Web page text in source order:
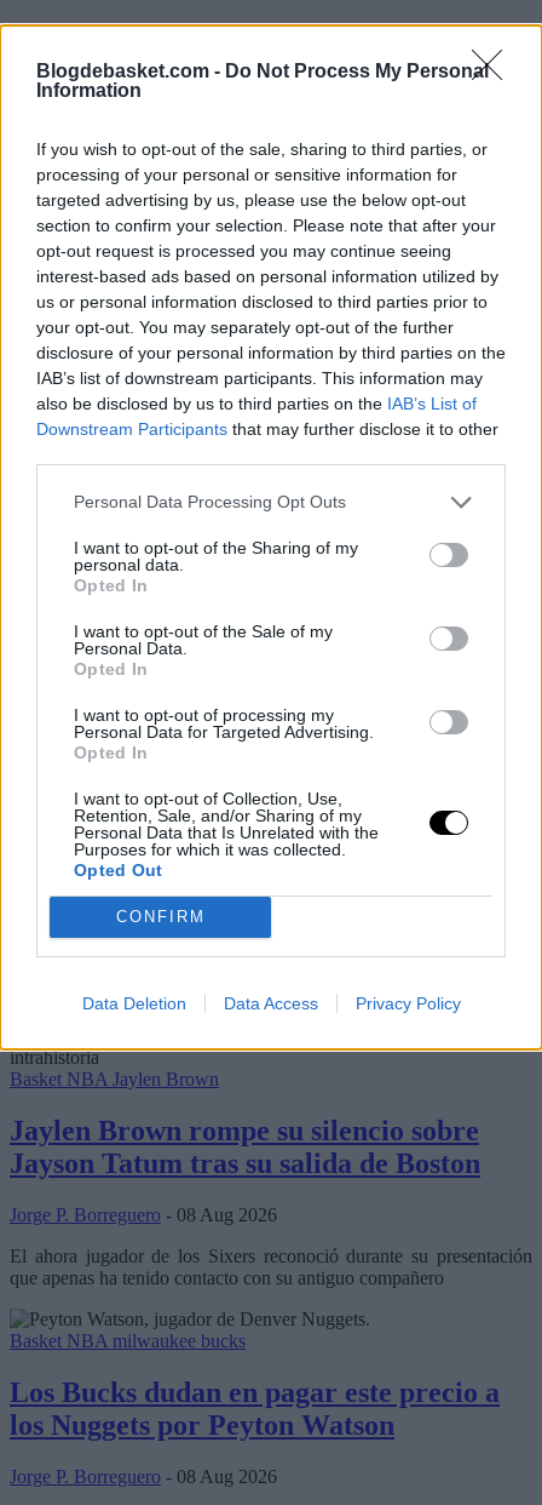
Blogdebasket.com - Do Not Process My Personal
Information
If you wish to opt-out of the sale, sharing to third parties, or
processing of your personal or sensitive information for
targeted advertising by us, please use the below opt-out
section to confirm your selection. Please note that after your
opt-out request is processed you may continue seeing
interest-based ads based on personal information utilized by
us or personal information disclosed to third parties prior to
your opt-out. You may separately opt-out of the further
disclosure of your personal information by third parties on the
IAB’s list of downstream participants. This information may
also be disclosed by us to third parties on the IAB’s List of
Downstream Participants that may further disclose it to other
Personal Data Processing Opt Outs
I want to opt-out of the Sharing of my
personal data.
Opted In
I want to opt-out of the Sale of my
Personal Data.
Opted In
I want to opt-out of processing my
Personal Data for Targeted Advertising.
Opted In
I want to opt-out of Collection, Use,
Retention, Sale, and/or Sharing of my
Personal Data that Is Unrelated with the
Purposes for which it was collected.
Opted Out
CONFIRM
Data Deletion Data Access Privacy Policy
There are multiple teams interested in trading a first-
round pick for Tyler Herro to help facilitate Damian
Lillard ending up on the Heat, per@ShamsCharaniaon
@PatMcAfeeShow.
The Nets and Spurs have previously been linked to
Herro in potential trade discussions.
pic.twitter.com/ttmFzYe4eM
— Evan Sidery (@esidery)July 10, 2023
Últimos artículos
Basket NBA Jaylen Brown
Jaylen Brown rompe su silencio sobre
Jayson Tatum tras su salida de Boston
Jorge P. Borreguero - 08 Aug 2026
El ahora jugador de los Sixers reconoció durante su presentación
que apenas ha tenido contacto con su antiguo compañero
Basket NBA milwaukee bucks
Los Bucks dudan en pagar este precio a
los Nuggets por Peyton Watson
Jorge P. Borreguero - 08 Aug 2026